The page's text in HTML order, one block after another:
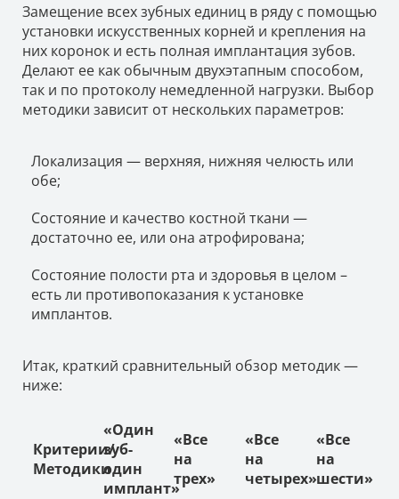
Замещение всех зубных единиц в ряду с помощью
установки искусственных корней и крепления на
них коронок и есть полная имплантация зубов.
Делают ее как обычным двухэтапным способом,
так и по протоколу немедленной нагрузки. Выбор
методики зависит от нескольких параметров:
Локализация — верхняя, нижняя челюсть или
обе;
Состояние и качество костной ткани —
достаточно ее, или она атрофирована;
Состояние полости рта и здоровья в целом –
есть ли противопоказания к установке
имплантов.
Итак, краткий сравнительный обзор методик —
ниже:
Критерии/
Методики
«Один
зуб-
один
имплант»
«Все
на
трех»
«Все
на
четырех»
«Все
на
шести»